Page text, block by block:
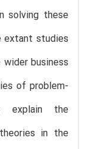
solving these
extant studies
business
of problem-
explain the
in the